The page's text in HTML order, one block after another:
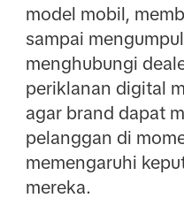
model mobil,
sampai
menghubungi
periklanan digital
agar brand dapat
pelanggan di
memengaruhi
mereka.